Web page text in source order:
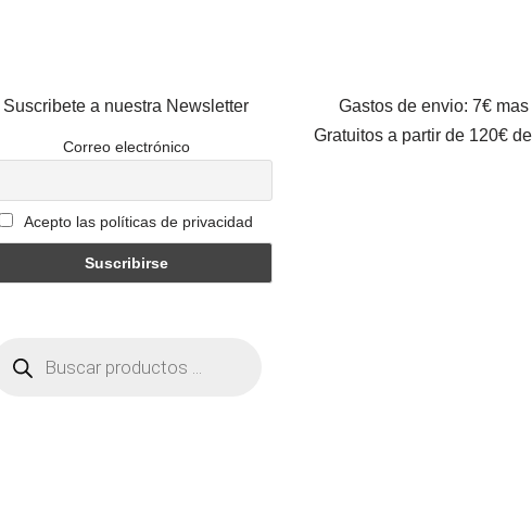
Suscribete a nuestra Newsletter
Correo electrónico
Acepto las políticas de privacidad
Gastos de envio: 7€ mas
Gratuitos a partir de 120€